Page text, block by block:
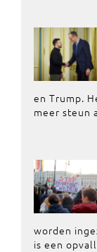
en Trump.
meer steun
worden
is een